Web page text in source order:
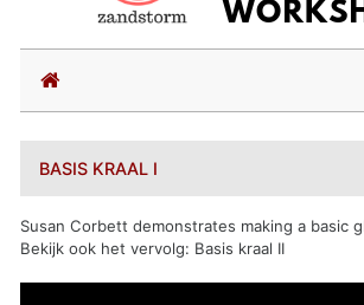
(current)
BASIS KRAAL I
Susan Corbett demonstrates making a basic
Bekijk ook het vervolg: Basis kraal II